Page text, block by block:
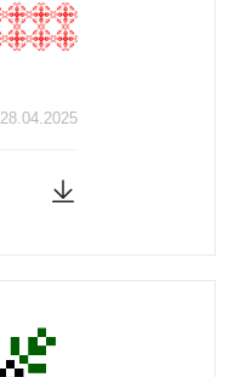
28.04.2025